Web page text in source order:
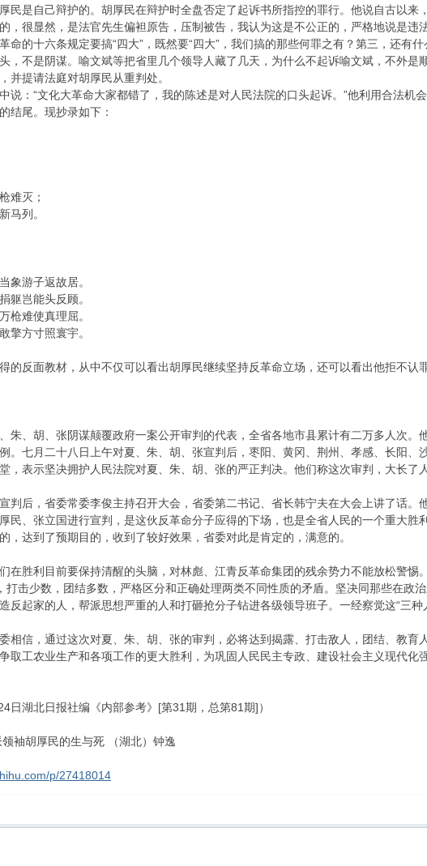
民是自己辩护的。胡厚民在辩护时全盘否定了起诉书所指控的罪行。他说自古以
，很显然，是法官先生偏袒原告，压制被告，我认为这是不公正的，严格地说是违
命的十六条规定要搞“四大”，既然要“四大”，我们搞的那些何罪之有？第三，还有
，不是阴谋。喻文斌等把省里几个领导人藏了几天，为什么不起诉喻文斌，不外
并提请法庭对胡厚民从重判处。
说：“文化大革命大家都错了，我的陈述是对人民法院的口头起诉。”他利用合法机
结尾。现抄录如下：
难灭；
马列。
象游子返故居。
躯岂能头反顾。
枪难使真理屈。
擎方寸照寰宇。
的反面教材，从中不仅可以看出胡厚民继续坚持反革命立场，还可以看出他拒不认
朱、胡、张阴谋颠覆政府一案公开审判的代表，全省各地市县累计有二万多人次
。七月二十八日上午对夏、朱、胡、张宣判后，枣阳、黄冈、荆州、孝感、长阳、
，表示坚决拥护人民法院对夏、朱、胡、张的严正判决。他们称这次审判，大长了
判后，省委常委李俊主持召开大会，省委第二书记、省长韩宁夫在大会上讲了话
民、张立国进行宣判，是这伙反革命分子应得的下场，也是全省人民的一个重大
，达到了预期目的，收到了较好效果，省委对此是肯定的，满意的。
在胜利目前要保持清醒的头脑，对林彪、江青反革命集团的残余势力不能放松警惕
打击少数，团结多数，严格区分和正确处理两类不同性质的矛盾。坚决同那些在政
反起家的人，帮派思想严重的人和打砸抢分子钻进各级领导班子。一经察觉这“三
相信，通过这次对夏、朱、胡、张的审判，必将达到揭露、打击敌人，团结、教
取工农业生产和各项工作的更大胜利，为巩固人民民主专政、建设社会主义现代化
日湖北日报社编《内部参考》[第31期，总第81期]）
袖胡厚民的生与死 （湖北）钟逸
p/27418014